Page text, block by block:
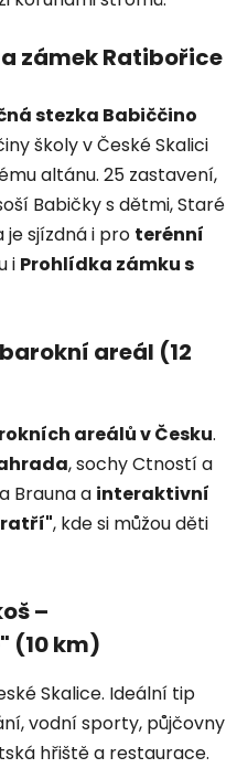
zámek Ratibořice
stezka Babiččino
školy v České Skalici
altánu. 25 zastavení,
Babičky s dětmi, Staré
je sjízdná i pro terénní
i Prohlídka zámku s
areál (12
areálů v Česku.
, sochy Ctností a
Brauna a interaktivní
, kde si můžou děti
–
(10 km)
Skalice. Ideální tip
vodní sporty, půjčovny
hřiště a restaurace.